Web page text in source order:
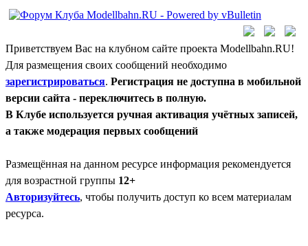
Приветствуем Вас на клубном сайте проекта Modellbahn.RU!
Для размещения своих сообщений необходимо
зарегистрироваться. Регистрация не доступна в мобильной
версии сайта - переключитесь в полную.
В Клубе используется ручная активация учётных записей,
а также модерация первых сообщений
Размещённая на данном ресурсе информация рекомендуется
для возрастной группы 12+
Авторизуйтесь, чтобы получить доступ ко всем материалам
ресурса.